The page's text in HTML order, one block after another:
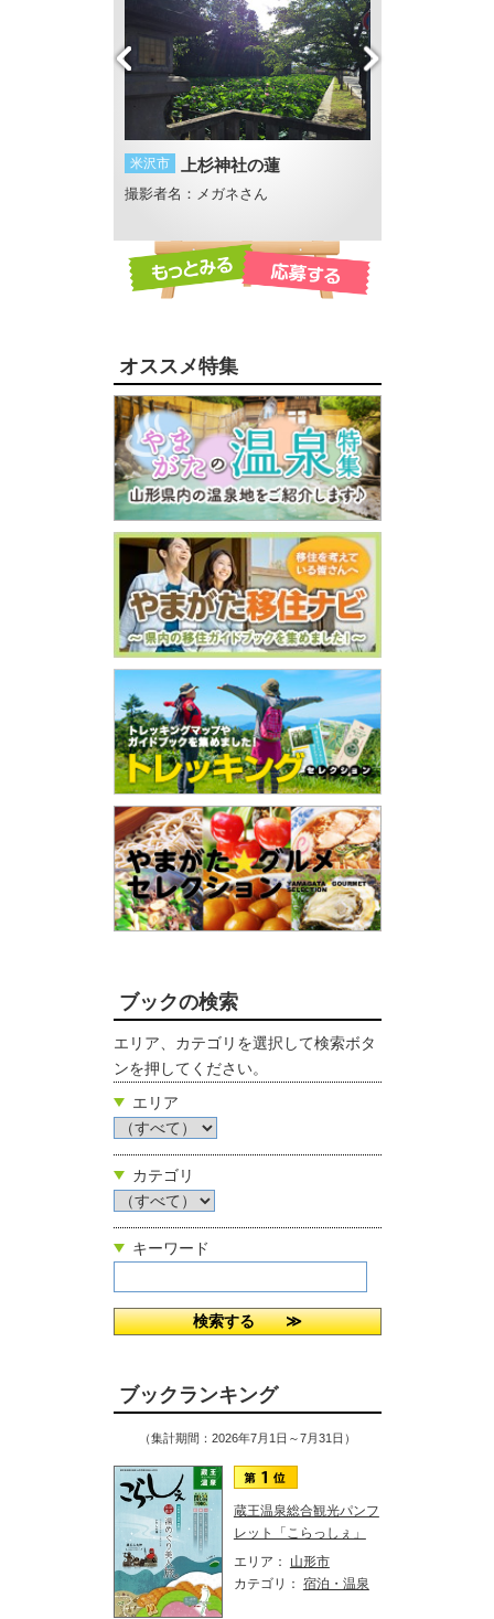
米沢市 上杉神社の蓮
撮影者名：メガネさん
オススメ特集
ブックの検索
エリア、カテゴリを選択して検索ボタ
ンを押してください。
エリア
カテゴリ
キーワード
ブックランキング
（集計期間：2026年7月1日～7月31日）
蔵王温泉総合観光パンフ
レット「こらっしぇ」
エリア： 山形市
カテゴリ： 宿泊・温泉